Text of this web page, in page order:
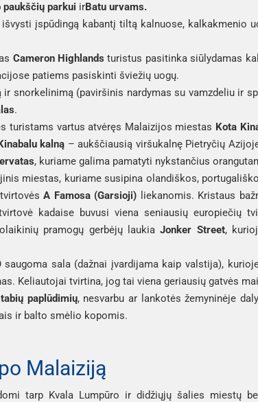
paukščių parkui irBatu urvams.
įspūdingą kabantį tiltą kalnuose, kalkakmenio
Cameron Highlands turistus pasitinka siūlydamas
patiems pasiskinti šviežių uogų.
ir snorkelinimą (paviršinis nardymas su vamzdeliu ir
.
turistams vartus atvėręs Malaizijos miestas Kota
kalną
, kuriame galima pamatyti nykstančius
miestas, kuriame susipina olandiškos,
A Famosa (Garsioji) liekanomis. Kristaus
kadaise buvusi viena seniausių europiečių
pramogų gerbėjų laukia Jonker Street,
saugoma sala (dažnai įvardijama kaip valstija),
Keliautojai tvirtina, jog tai viena geriausių gatvės
paplūdimių, nesvarbu ar lankotės žemyninėje
ir balto smėlio kopomis.
Malaiziją
tarp Kvala Lumpūro ir didžiųjų šalies miestų